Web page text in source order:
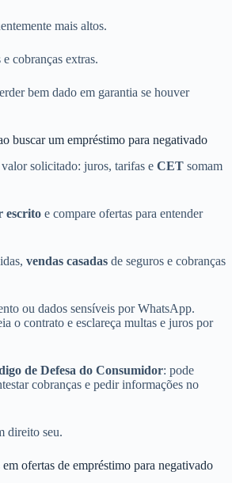
mais altos.
cobranças extras.
bem dado em garantia se houver
buscar um empréstimo para negativado
solicitado: juros, tarifas e CET somam
escrito e compare ofertas para entender
vendas casadas de seguros e cobranças
ou dados sensíveis por WhatsApp.
o contrato e esclareça multas e juros por
de Defesa do Consumidor: pode
cobranças e pedir informações no
direito seu.
ofertas de empréstimo para negativado